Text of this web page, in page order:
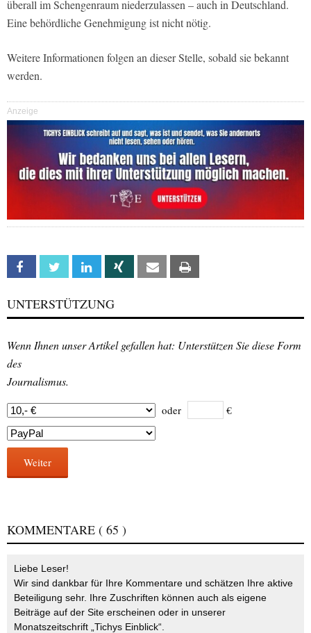
überall im Schengenraum niederzulassen – auch in Deutschland.
Eine behördliche Genehmigung ist nicht nötig.
Weitere Informationen folgen an dieser Stelle, sobald sie bekannt
werden.
Anzeige
Facebook Twitter Linkedin Xing Email
UNTERSTÜTZUNG
Wenn Ihnen unser Artikel gefallen hat: Unterstützen Sie diese Form
des
Journalismus.
oder €
Weiter
KOMMENTARE ( 65 )
Liebe Leser!
Wir sind dankbar für Ihre Kommentare und schätzen Ihre aktive
Beteiligung sehr. Ihre Zuschriften können auch als eigene
Beiträge auf der Site erscheinen oder in unserer
Monatszeitschrift „Tichys Einblick“.